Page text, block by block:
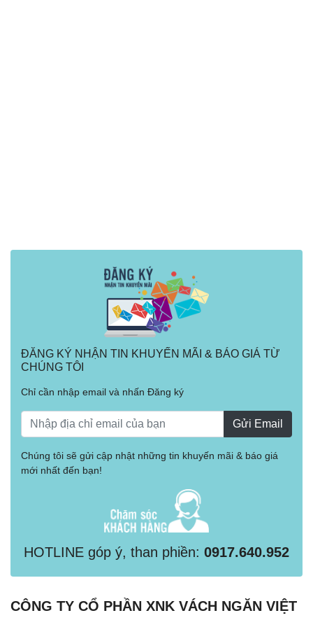
ĐĂNG KÝ NHẬN TIN KHUYẾN MÃI & BÁO GIÁ TỪ
CHÚNG TÔI
Chỉ cần nhập email và nhấn Đăng ký
Gửi Email
Chúng tôi sẽ gửi cập nhật những tin khuyến mãi & báo giá
mới nhất đến bạn!
HOTLINE góp ý, than phiền: 0917.640.952
CÔNG TY CỔ PHẦN XNK VÁCH NGĂN VIỆT